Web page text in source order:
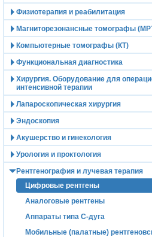
Физиотерапия и реабилитация
Магниторезонансные томографы
Компьютерные томографы (КТ)
Функциональная диагностика
Хирургия. Оборудование для
интенсивной терапии
Лапароскопическая хирургия
Эндоскопия
Акушерство и гинекология
Урология и проктология
Рентгенография и лучевая терапия
Цифровые рентгены
Аналоговые рентгены
Аппараты типа С-дуга
Мобильные (палатные)